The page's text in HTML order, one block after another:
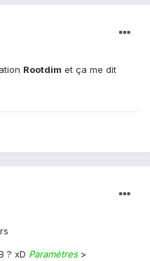
Rootdim et ça me dit
? xD Paramètres>